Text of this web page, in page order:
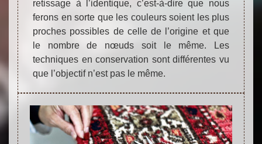
retissage à l’identique, c’est-à-dire que nous
ferons en sorte que les couleurs soient les plus
proches possibles de celle de l’origine et que
le nombre de nœuds soit le même. Les
techniques en conservation sont différentes vu
que l’objectif n’est pas le même.